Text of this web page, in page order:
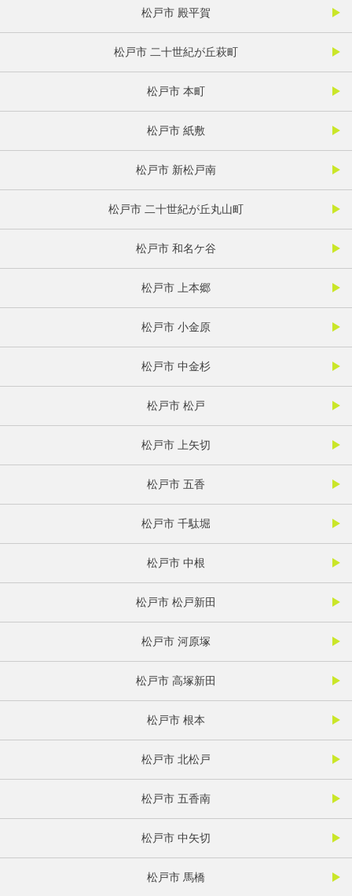
松戸市 殿平賀
松戸市 二十世紀が丘萩町
松戸市 本町
松戸市 紙敷
松戸市 新松戸南
松戸市 二十世紀が丘丸山町
松戸市 和名ケ谷
松戸市 上本郷
松戸市 小金原
松戸市 中金杉
松戸市 松戸
松戸市 上矢切
松戸市 五香
松戸市 千駄堀
松戸市 中根
松戸市 松戸新田
松戸市 河原塚
松戸市 高塚新田
松戸市 根本
松戸市 北松戸
松戸市 五香南
松戸市 中矢切
松戸市 馬橋